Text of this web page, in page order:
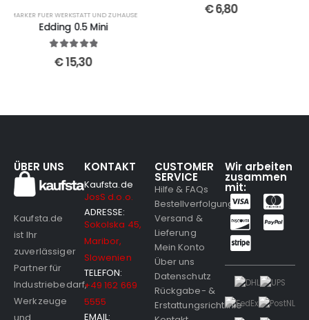
€6,80 MARKER FUER WERKSTATT UND ZUHAUSE
ÜBER UNS
Kaufsta.de
ist Ihr
zuverlässiger
Partner für
Industriebedarf,
Werkzeuge
KONTAKT
Kaufsta.de
JosS d.o.o.
ADRESSE:
Sokolska 45,
Maribor,
Slowenien
TELEFON:
+49 162 669
5555
EMAIL:
CUSTOMER
SERVICE
Hilfe & FAQs
Bestellverfolgung
Versand &
Lieferung
Mein Konto
Über uns
Datenschutz
Rückgabe- &
Erstattungsrichtlinie
Wir arbeiten
zusammen
mit: